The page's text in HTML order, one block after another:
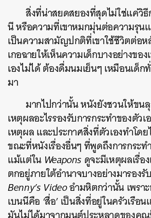
สิ่งที่น่าสยดสยองที่สุดไม่ใช่แค่วิธี
นี หรือความที่เขาหมกมุ่นต่อความรุน
เป็นความสามัญปกติที่เขาใช้ชีวิตต่อห
เกอฉายให้เห็นความเด็กบางอย่างขอ
เองไม่ได้ ต้องดื่มนมเย็นๆ เหมือนเด็
มา
มากไปกว่านั้น หนังยังชวนให้ขน
เหตุผลอะไรรองรับการกระทำของตัวเ
เหตุผล และประกาศสิ่งที่ตัวเองทำโด
ขณะที่หนังเรื่องอื่นๆ ที่พูดถึงการกระท
แม้แต่ใน Weapons ดูจะมีเหตุผลเรื่
ตกอยู่ภายใต้อำนาจบางอย่างมารอง
Benny’s Videoอำมหิตกว่านั้น เพรา
เบนนีคือ ‘สื่อ’ เป็นสิ่งที่อยู่ในครัวเรือ